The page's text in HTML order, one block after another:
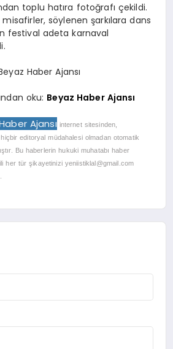
toplu hatıra fotoğrafı çekildi.
misafirler, söylenen şarkılara dans
festival adeta karnaval
Haber Ajansı
oku: Beyaz Haber Ajansı
Ajansı internet sitesinden,
editoryal müdahalesi olmadan otomatik
Bu haberlerin hukuki muhatabı haber
her tür şikayetinizi yeniistiklal@gmail.com